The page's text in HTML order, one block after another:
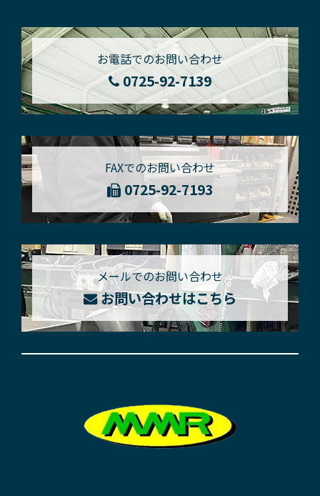
お電話でのお問い合わせ
0725-92-7139
FAXでのお問い合わせ
0725-92-7193
メールでのお問い合わせ
お問い合わせはこちら